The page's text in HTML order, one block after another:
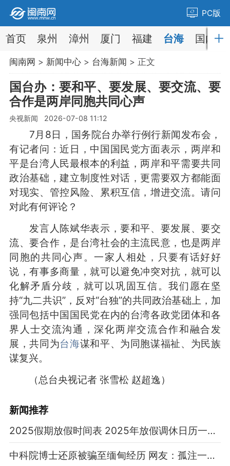
PC版
首页 泉州 漳州 厦门 福建 台海 国内
闽南网 > 新闻中心> 台海新闻 > 正文
国台办：要和平、要发展、要交流、要
合作是两岸同胞共同心声
央视新闻 2026-07-08 11:12
7月8日，国务院台办举行例行新闻发布会，
有记者问：近日，中国国民党方面表示，两岸和
平是台湾人民最根本的利益，两岸和平需要共同
政治基础，建立制度性对话，更需要双方都能面
对现实、管控风险、累积互信，增进交流。请问
对此有何评论？
发言人陈斌华表示，要和平、要发展、要交
流、要合作，是台湾社会的主流民意，也是两岸
同胞的共同心声。一家人相处，只要有话好好
说，有事多商量，就可以避免冲突对抗，就可以
化解矛盾分歧，就可以巩固互信。我们愿在坚
持“九二共识”，反对“台独”的共同政治基础上，加
强同包括中国国民党在内的台湾各政党团体和各
界人士交流沟通，深化两岸交流合作和融合发
展，共同为台海谋和平、为同胞谋福祉、为民族
谋复兴。
（总台央视记者 张雪松 赵超逸）
新闻推荐
2025假期放假时间表 2025年放假调休日历一览表
中科院博士还原被骗至缅甸经历 网友：孤注一掷现实版